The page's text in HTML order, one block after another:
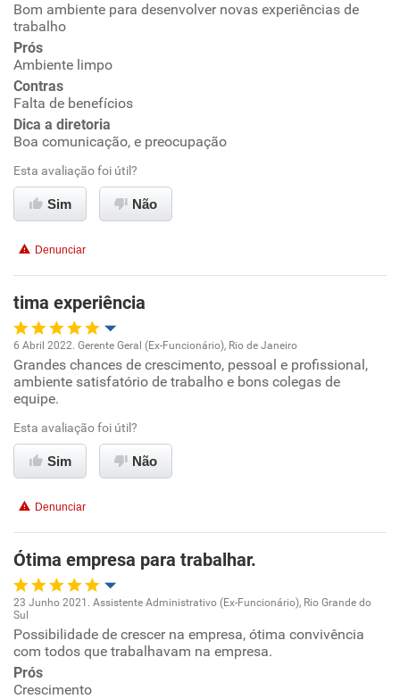
Oportunidade de promoção
Ambiente de trabalho
Conciliação com a vida familiar
Benefícios
Recomenda esta empresa
Recomenda a diretoria
Bom ambiente para desenvolver novas experiências de
trabalho
Prós
Ambiente limpo
Contras
Falta de benefícios
Dica a diretoria
Boa comunicação, e preocupação
Esta avaliação foi útil?
Sim Não
Denunciar
tima experiência
Oportunidade de promoção
Ambiente de trabalho
Conciliação com a vida familiar
6 Abril 2022. Gerente Geral (Ex-Funcionário), Rio de Janeiro
Grandes chances de crescimento, pessoal e profissional,
ambiente satisfatório de trabalho e bons colegas de
equipe.
Esta avaliação foi útil?
Sim Não
Denunciar
Ótima empresa para trabalhar.
Ambiente de trabalho
23 Junho 2021. Assistente Administrativo (Ex-Funcionário), Rio Grande do
Sul
Possibilidade de crescer na empresa, ótima convivência
com todos que trabalhavam na empresa.
Prós
Crescimento